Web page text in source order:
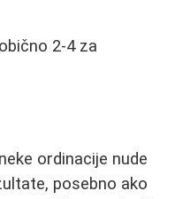
2-4 za
ordinacije nude
posebno ako